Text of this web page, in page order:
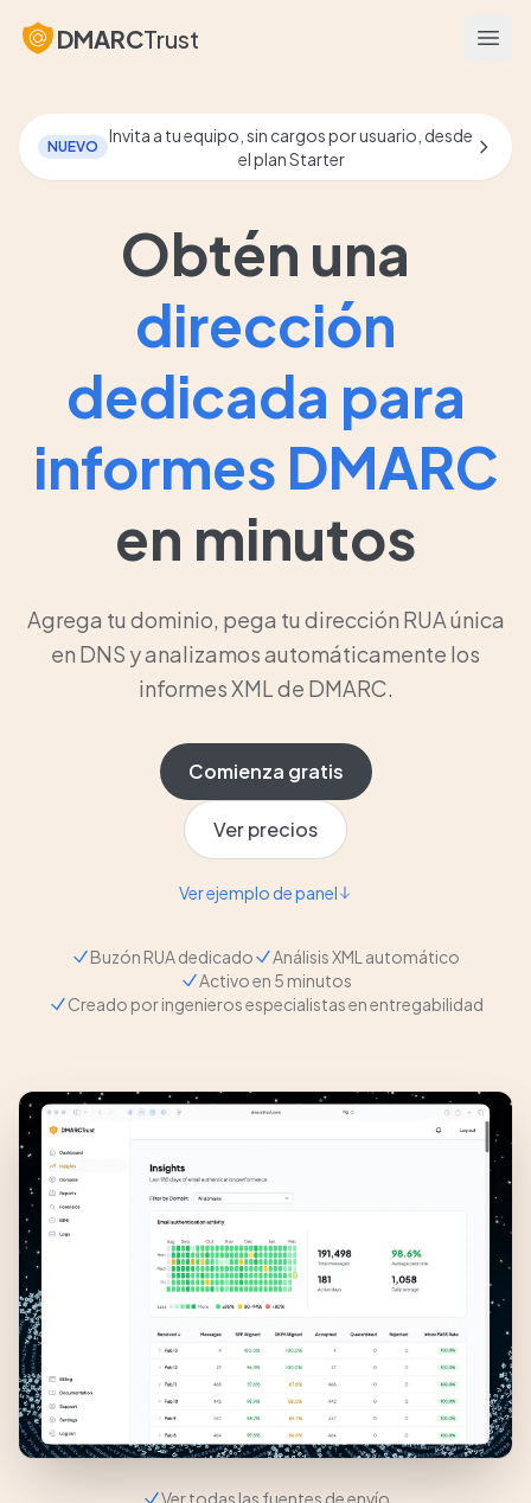
DMARCTrust
NUEVO
Invita a tu equipo, sin cargos por usuario, desde
el plan Starter
Obtén una
dirección
dedicada para
informes DMARC
en minutos
Agrega tu dominio, pega tu dirección RUA única
en DNS y analizamos automáticamente los
informes XML de DMARC.
Comienza gratis
Ver precios
Ver ejemplo de panel
Buzón RUA dedicado
Análisis XML automático
Activo en 5 minutos
Creado por ingenieros especialistas en entregabilidad
Ver todas las fuentes de envío